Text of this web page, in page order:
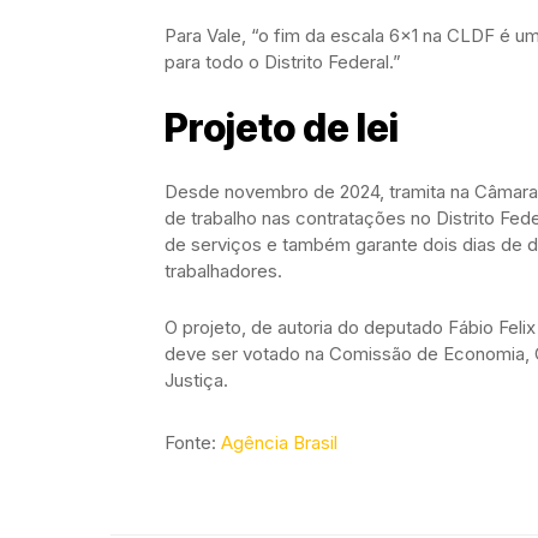
Para Vale, “o fim da escala 6×1 na CLDF é
para todo o Distrito Federal.”
Projeto de lei
Desde novembro de 2024, tramita na
de trabalho nas contratações no Distrito
de serviços e também garante dois dias de
trabalhadores.
O projeto, de autoria do deputado Fábio
deve ser votado na Comissão de
Justiça.
Fonte: Agência Brasil